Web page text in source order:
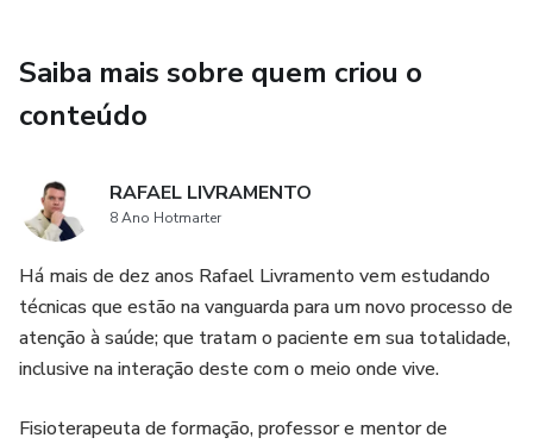
Saiba mais sobre quem criou o
conteúdo
RAFAEL LIVRAMENTO
8 Ano Hotmarter
Há mais de dez anos Rafael Livramento vem estudando
técnicas que estão na vanguarda para um novo processo de
atenção à saúde; que tratam o paciente em sua totalidade,
inclusive na interação deste com o meio onde vive.
Fisioterapeuta de formação, professor e mentor de